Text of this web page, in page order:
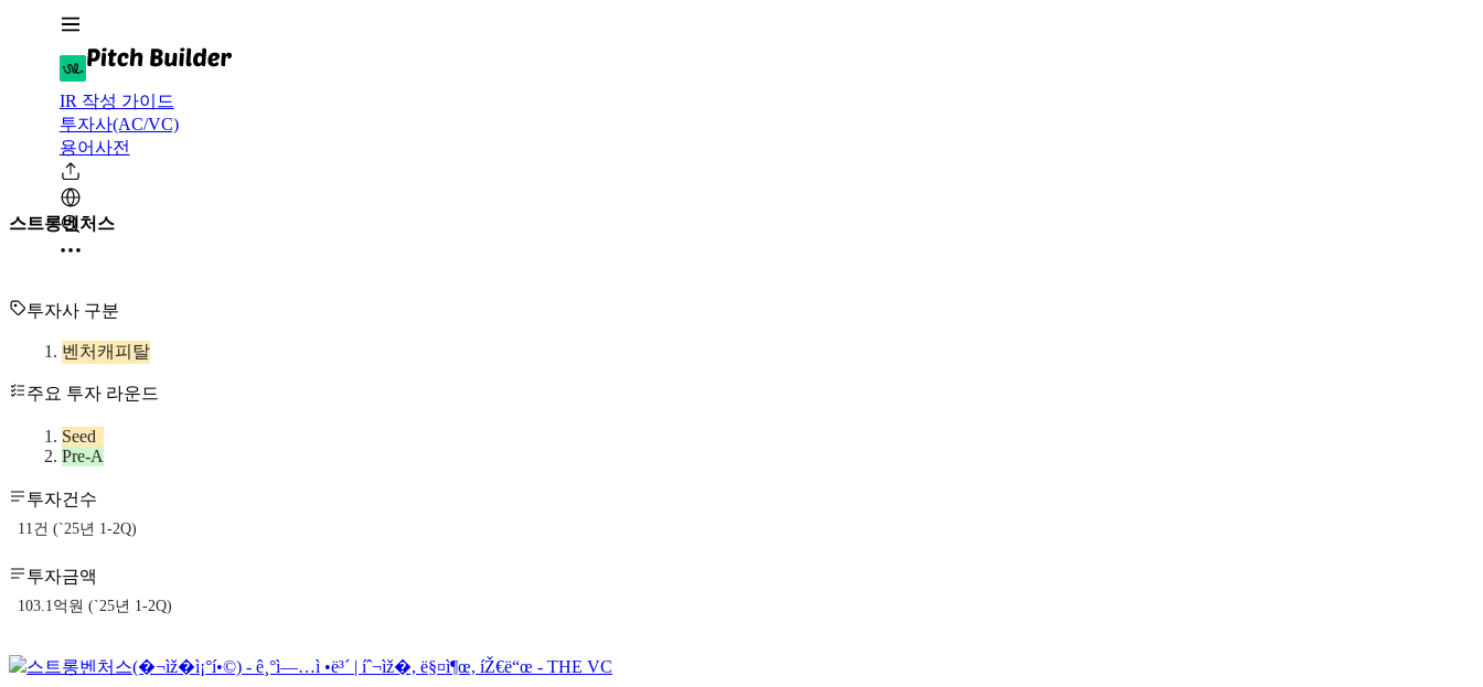
IR 작성 가이드
투자사(AC/VC)
용어사전
스트롱벤처스
투자사 구분
벤처캐피탈
주요 투자 라운드
Seed
Pre-A
투자건수
11건 (`25년 1-2Q)
투자금액
103.1억원 (`25년 1-2Q)
스트롱벤처스(�¬ìž�ì¡°í•©) - ê¸°ì—…ì •ë³´ | íˆ¬ìž�, ë§¤ì¶œ, íŽ€ë“œ - THE VC